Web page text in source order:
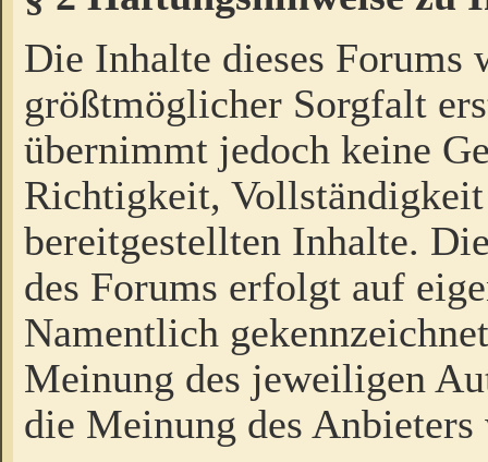
Die Inhalte dieses Forums
größtmöglicher Sorgfalt
übernimmt jedoch keine
Richtigkeit,
bereitgestellten Inhalte.
des Forums erfolgt auf
Namentlich
Meinung des jeweiligen
die Meinung des Anbieters